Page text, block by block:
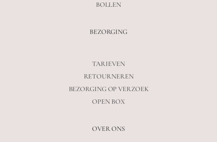
BOLLEN
BEZORGING
TARIEVEN
RETOURNEREN
BEZORGING OP VERZOEK
OPEN BOX
OVER ONS